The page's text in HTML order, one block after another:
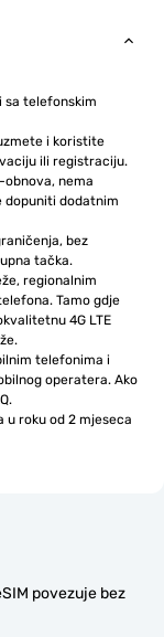
sa telefonskim
i koristite
ili registraciju.
nema
dopuniti dodatnim
bez
tačka.
regionalnim
Tamo gdje
4G LTE
telefonima i
operatera. Ako
u roku od 2 mjeseca
povezuje bez